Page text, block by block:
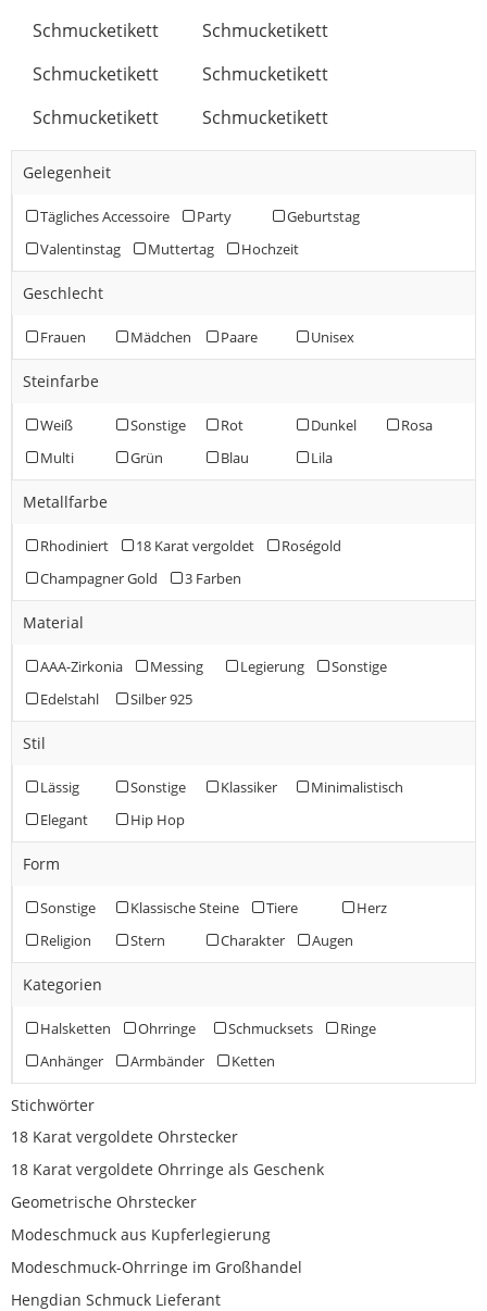
Schmucketikett
Schmucketikett
Schmucketikett
Schmucketikett
Schmucketikett
Schmucketikett
Gelegenheit
Tägliches Accessoire Party
Geburtstag
Valentinstag
Muttertag Hochzeit
Geschlecht
Frauen Mädchen Paare Unisex
Steinfarbe
Weiß Sonstige Rot Dunkel
Rosa
Multi
Grün Blau Lila
Metallfarbe
Rhodiniert 18 Karat vergoldet
Roségold
Champagner Gold
3 Farben
Material
AAA-Zirkonia Messing Legierung
Sonstige
Edelstahl
Silber 925
Stil
Lässig Sonstige Klassiker
Minimalistisch
Elegant
Hip Hop
Form
Sonstige Klassische Steine Tiere
Herz
Religion
Stern Charakter Augen
Kategorien
Halsketten Ohrringe Schmucksets
Ringe
Anhänger
Armbänder Ketten
Stichwörter
18 Karat vergoldete Ohrstecker
18 Karat vergoldete Ohrringe als Geschenk
Geometrische Ohrstecker
Modeschmuck aus Kupferlegierung
Modeschmuck-Ohrringe im Großhandel
Hengdian Schmuck Lieferant